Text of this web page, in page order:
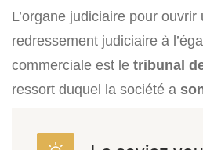
L’organe judiciaire pour
redressement judiciaire à
commerciale est le tribunal
ressort duquel la société a